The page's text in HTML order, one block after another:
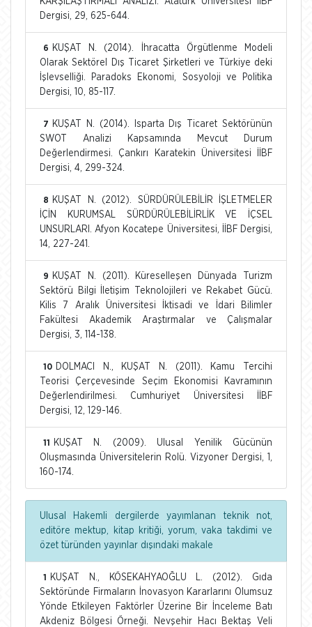
Dergisi, 29, 625-644.
6
KUŞAT N. (2014). İhracatta Örgütlenme Modeli
Olarak Sektörel Dış Ticaret Şirketleri ve Türkiye deki
İşlevselliği. Paradoks Ekonomi, Sosyoloji ve Politika
Dergisi, 10, 85-117.
7
KUŞAT N. (2014). Isparta Dış Ticaret Sektörünün
SWOT Analizi Kapsamında Mevcut Durum
Değerlendirmesi. Çankırı Karatekin Üniversitesi İİBF
Dergisi, 4, 299-324.
8
KUŞAT N. (2012). SÜRDÜRÜLEBİLİR İŞLETMELER
İÇİN KURUMSAL SÜRDÜRÜLEBİLİRLİK VE İÇSEL
UNSURLARI. Afyon Kocatepe Üniversitesi, İİBF Dergisi,
14, 227-241.
9
KUŞAT N. (2011). Küreselleşen Dünyada Turizm
Sektörü Bilgi İletişim Teknolojileri ve Rekabet Gücü.
Kilis 7 Aralık Üniversitesi İktisadi ve İdari Bilimler
Fakültesi Akademik Araştırmalar ve Çalışmalar
Dergisi, 3, 114-138.
10
DOLMACI N., KUŞAT N. (2011). Kamu Tercihi
Teorisi Çerçevesinde Seçim Ekonomisi Kavramının
Değerlendirilmesi. Cumhuriyet Üniversitesi İİBF
Dergisi, 12, 129-146.
11
KUŞAT N. (2009). Ulusal Yenilik Gücünün
Oluşmasında Üniversitelerin Rolü. Vizyoner Dergisi, 1,
160-174.
Ulusal Hakemli dergilerde yayımlanan teknik not,
editöre mektup, kitap kritiği, yorum, vaka takdimi ve
özet türünden yayınlar dışındaki makale
1
KUŞAT N., KÖSEKAHYAOĞLU L. (2012). Gıda
Sektöründe Firmaların İnovasyon Kararlarını Olumsuz
Yönde Etkileyen Faktörler Üzerine Bir İnceleme Batı
Akdeniz Bölgesi Örneği. Nevşehir Hacı Bektaş Veli